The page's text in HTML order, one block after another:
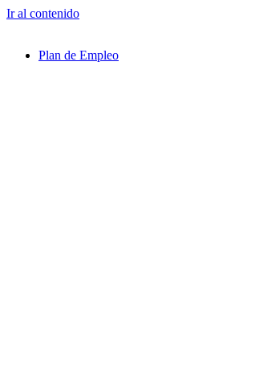
Ir al contenido
Plan de Empleo